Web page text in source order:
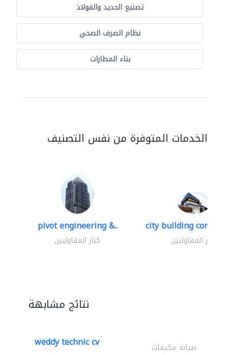
تصنيع الحديد والفولاذ
نظام الصرف الصحي
بناء المطارات
الخدمات المتوفرة من نفس التصنيف
pivot engineering &..
كبار المقاوليين
city building
كبار المقاوليين
نتائج مشابهة
weddy technic cv صيانة مكيفات